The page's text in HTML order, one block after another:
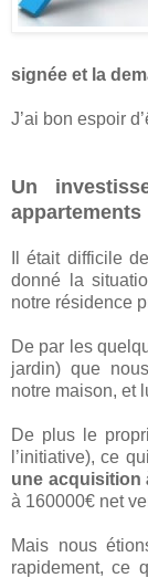
signée et la
J’ai bon espoir
Un
appartements
Il était difficile
donné la
notre résidence
De par les
jardin) que
notre maison, et
De plus le
l’initiative), ce
une acquisition
à 160000€ net
Mais nous
rapidement, ce